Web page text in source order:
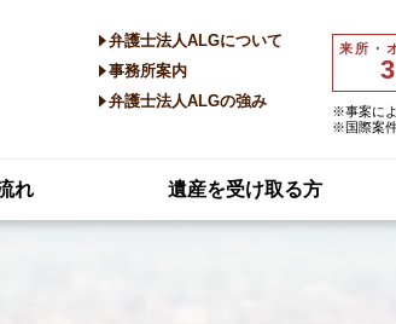
来所・
※事案に
※国際案
弁護士法人ALGについて
事務所案内
弁護士法人ALGの強み
れ 遺産を受け取る方